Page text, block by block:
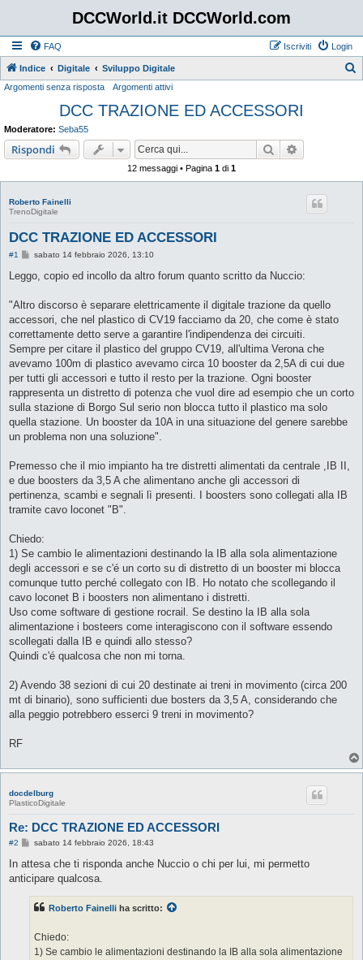
DCCWorld.it DCCWorld.com
FAQ Login
Iscriviti
Indice Digitale Sviluppo Digitale
Argomenti senza risposta Argomenti attivi
DCC TRAZIONE ED ACCESSORI
Moderatore: Seba55
Rispondi Cerca
12 messaggi • Pagina 1 di 1
Roberto Fainelli
TrenoDigitale
DCC TRAZIONE ED ACCESSORI
#1
M
s
s
g
i
o
sabato 14 febbraio 2026, 13:10
Leggo, copio ed incollo da altro forum quanto scritto da Nuccio:
"Altro discorso è separare elettricamente il digitale trazione da quello
accessori, che nel plastico di CV19 facciamo da 20, che come è stato
correttamente detto serve a garantire l'indipendenza dei circuiti.
Sempre per citare il plastico del gruppo CV19, all'ultima Verona che
avevamo 100m di plastico avevamo circa 10 booster da 2,5A di cui due
per tutti gli accessori e tutto il resto per la trazione. Ogni booster
rappresenta un distretto di potenza che vuol dire ad esempio che un corto
sulla stazione di Borgo Sul serio non blocca tutto il plastico ma solo
quella stazione. Un booster da 10A in una situazione del genere sarebbe
un problema non una soluzione".
Premesso che il mio impianto ha tre distretti alimentati da centrale ,IB II,
e due boosters da 3,5 A che alimentano anche gli accessori di
pertinenza, scambi e segnali lì presenti. I boosters sono collegati alla IB
tramite cavo loconet "B".
Chiedo:
1) Se cambio le alimentazioni destinando la IB alla sola alimentazione
degli accessori e se c'é un corto su di distretto di un booster mi blocca
comunque tutto perché collegato con IB. Ho notato che scollegando il
cavo loconet B i boosters non alimentano i distretti.
Uso come software di gestione rocrail. Se destino la IB alla sola
alimentazione i bosteers come interagiscono con il software essendo
scollegati dalla IB e quindi allo stesso?
Quindi c'é qualcosa che non mi torna.
2) Avendo 38 sezioni di cui 20 destinate ai treni in movimento (circa 200
mt di binario), sono sufficienti due bosters da 3,5 A, considerando che
alla peggio potrebbero esserci 9 treni in movimento?
RF
docdelburg
PlasticoDigitale
Re: DCC TRAZIONE ED ACCESSORI
#2
M
s
a
sabato 14 febbraio 2026, 18:43
In attesa che ti risponda anche Nuccio o chi per lui, mi permetto
anticipare qualcosa.
Roberto Fainelli ha scritto:
Chiedo:
1) Se cambio le alimentazioni destinando la IB alla sola alimentazione